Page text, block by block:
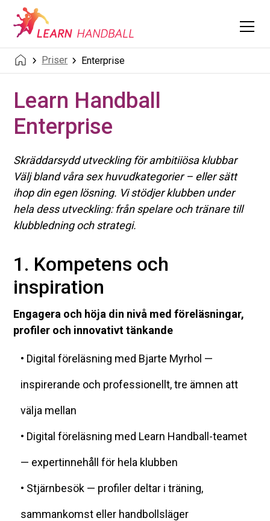
Priser Enterprise
Learn Handball
Enterprise
Skräddarsydd utveckling för ambitiiösa klubbar
Välj bland våra sex huvudkategorier – eller sätt
ihop din egen lösning. Vi stödjer klubben under
hela dess utveckling: från spelare och tränare till
klubbledning och strategi.
1. Kompetens och
inspiration
Engagera och höja din nivå med föreläsningar,
profiler och innovativt tänkande
• Digital föreläsning med Bjarte Myrhol —
inspirerande och professionellt, tre ämnen att
välja mellan
• Digital föreläsning med Learn Handball-teamet
— expertinnehåll för hela klubben
• Stjärnbesök — profiler deltar i träning,
sammankomst eller handbollsläger